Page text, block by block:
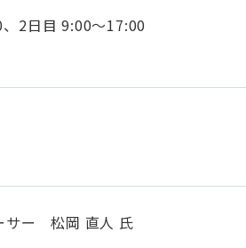
2日目 9:00～17:00
サー 松岡 直人 氏